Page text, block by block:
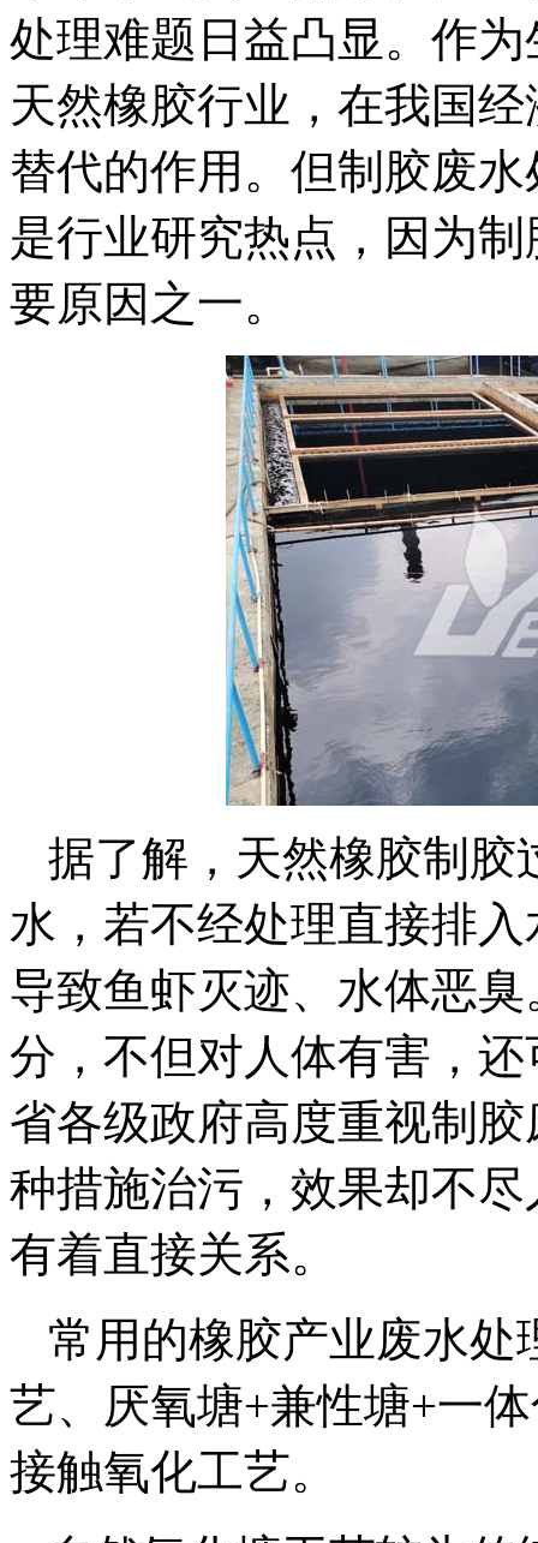
处理难题日益凸显。作
天然橡胶行业，在我国
替代的作用。但制胶废
是行业研究热点，因为
要原因之一。
据了解，天然橡胶制胶
水，若不经处理直接排
导致鱼虾灭迹、水体恶
分，不但对人体有害，
省各级政府高度重视制
种措施治污，效果却不
有着直接关系。
常用的橡胶产业废水处
艺、厌氧塘+兼性塘+一
接触氧化工艺。